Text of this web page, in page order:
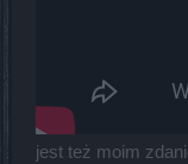
jest też moim